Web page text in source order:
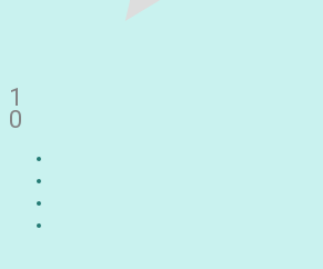
1
0